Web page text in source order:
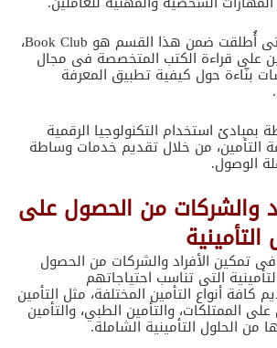
ومن أبرز المبادرات التى أُطلقت ضمن هذا القسم هو Book Club،
على قراءة الكتب المتخصصة فى مجال
بنّاءة حول كيفية تطبيق المعرفة
استخدام التكنولوجيا الرقمية
التأمين، من خلال تقديم خدمات وساطة
الوصول.
والشركات من الحصول على
تمكين الأفراد والشركات من الحصول
التى تناسب احتياجاتهم
كافة أنواع التأمين المختلفة، مثل التأمين
على الممتلكات، والتأمين الطبي، والتأمين
من الحلول التأمينية الشاملة.